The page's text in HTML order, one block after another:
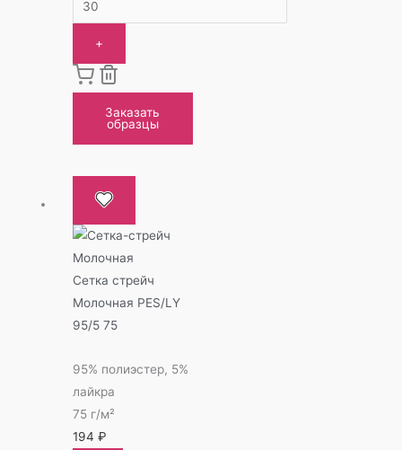
+
Заказать
образцы
Сетка стрейч
Молочная PES/LY
95/5 75
95% полиэстер, 5%
лайкра
75 г/м²
194₽